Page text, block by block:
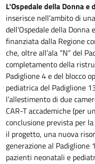
L’Ospedale della Donna e
inserisce nell’ambito di
dell’Ospedale della
finanziata dalla Regione
che, oltre all’ala “N” del
completamento della
Padiglione 4 e del blocco
pediatrica del Padiglione
l’allestimento di due
CAR-T accademiche (per
conclusione prevista per
il progetto, una nuova
generazione al
pazienti neonatali e